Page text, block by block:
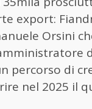
export:
Orsini
percorso di
nel 2025 il